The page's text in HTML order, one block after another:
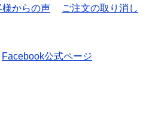
様からの声 ご注文の取り消し
Facebook公式ページ